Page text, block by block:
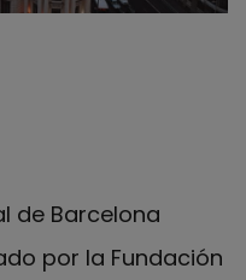
por email
de Barcelona
por la Fundación